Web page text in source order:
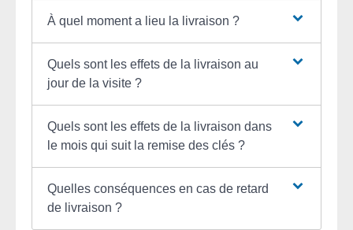
À quel moment a lieu la livraison ?
Quels sont les effets de la livraison au
jour de la visite ?
Quels sont les effets de la livraison dans
le mois qui suit la remise des clés ?
Quelles conséquences en cas de retard
de livraison ?